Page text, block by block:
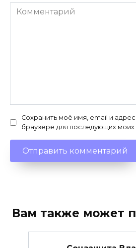
Комментарий
Сохранить моё имя, email и
браузере для последующих
Вам также может